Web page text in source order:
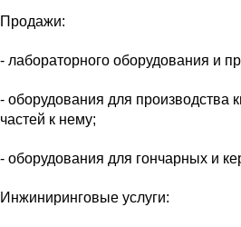
Продажи:
- лабораторного оборудования и
- оборудования для производства
частей к нему;
- оборудования для гончарных и
Инжиниринговые услуги: